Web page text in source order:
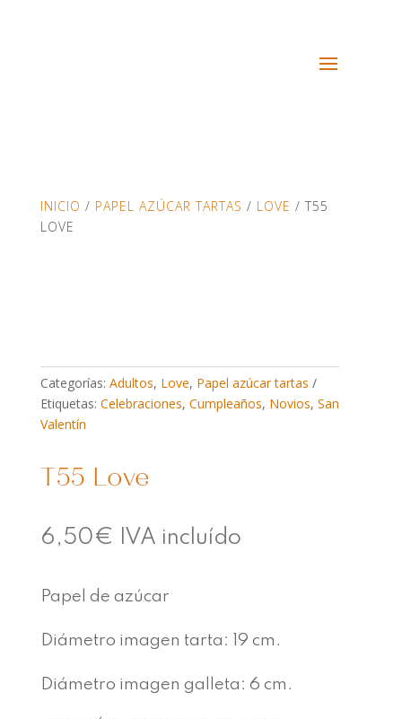
INICIO / PAPEL AZÚCAR TARTAS / LOVE / T55
LOVE
Categorías: Adultos, Love, Papel azúcar tartas
Etiquetas: Celebraciones, Cumpleaños, Novios, San
Valentín
T55 Love
6,50€ IVA incluído
Papel de azúcar
Diámetro imagen tarta: 19 cm.
Diámetro imagen galleta: 6 cm.